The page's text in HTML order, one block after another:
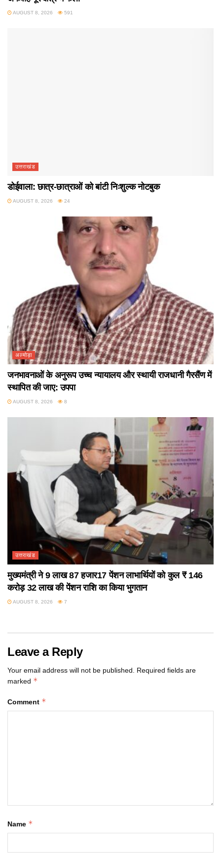
AUGUST 8, 2026 591
उत्तराखंड
डोईवाला: छात्र-छात्राओं को बांटी निःशुल्क नोटबुक
AUGUST 8, 2026 24
अल्मोड़ा
जनभावनाओं के अनुरूप उच्च न्यायालय और स्थायी राजधानी गैरसैंण में
स्थापित की जाए: उपपा
AUGUST 8, 2026 8
उत्तराखंड
मुख्यमंत्री ने 9 लाख 87 हजार17 पेंशन लाभार्थियों को कुल ₹ 146
करोड़ 32 लाख की पेंशन राशि का किया भुगतान
AUGUST 8, 2026 7
Leave a Reply
Your email address will not be published. Required fields are
marked *
Comment *
Name *